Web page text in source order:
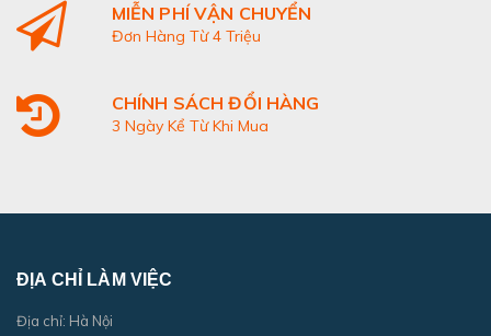
MIỄN PHÍ VẬN CHUYỂN
Đơn Hàng Từ 4 Triệu
CHÍNH SÁCH ĐỔI HÀNG
3 Ngày Kể Từ Khi Mua
ĐỊA CHỈ LÀM VIỆC
Địa chỉ: Hà Nội